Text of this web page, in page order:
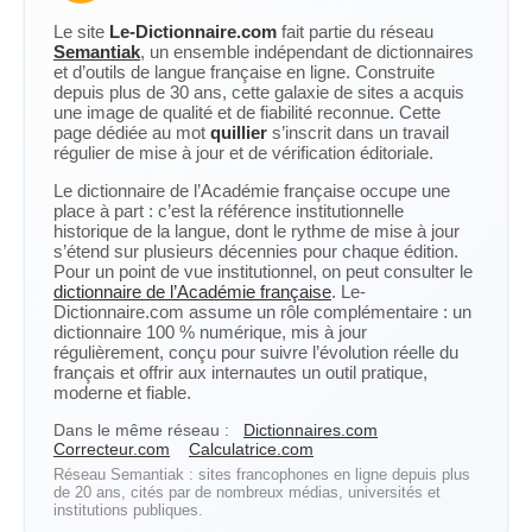
Le site Le-Dictionnaire.com fait partie du réseau
Semantiak, un ensemble indépendant de dictionnaires
et d’outils de langue française en ligne. Construite
depuis plus de 30 ans, cette galaxie de sites a acquis
une image de qualité et de fiabilité reconnue. Cette
page dédiée au mot quillier s’inscrit dans un travail
régulier de mise à jour et de vérification éditoriale.
Le dictionnaire de l’Académie française occupe une
place à part : c’est la référence institutionnelle
historique de la langue, dont le rythme de mise à jour
s’étend sur plusieurs décennies pour chaque édition.
Pour un point de vue institutionnel, on peut consulter le
dictionnaire de l’Académie française. Le-
Dictionnaire.com assume un rôle complémentaire : un
dictionnaire 100 % numérique, mis à jour
régulièrement, conçu pour suivre l’évolution réelle du
français et offrir aux internautes un outil pratique,
moderne et fiable.
Dans le même réseau :
Dictionnaires.com
Correcteur.com
Calculatrice.com
Réseau Semantiak : sites francophones en ligne depuis plus
de 20 ans, cités par de nombreux médias, universités et
institutions publiques.